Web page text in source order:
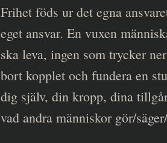
Frihet föds ur det egna
eget ansvar. En vuxen
ska leva, ingen som trycker
bort kopplet och fundera en
dig själv, din kropp, dina
vad andra människor gör/